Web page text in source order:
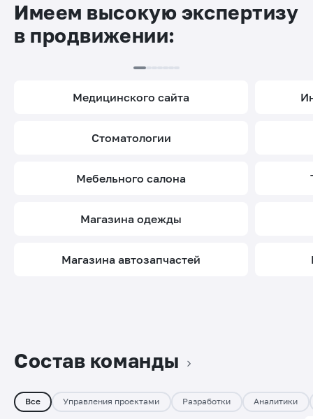
Имеем высокую экспертизу
в продвижении:
медицинского сайта
стоматологии
мебельного салона
магазина одежды
магазина автозапчастей
Состав команды
Все Управления проектами Разработки Аналитики